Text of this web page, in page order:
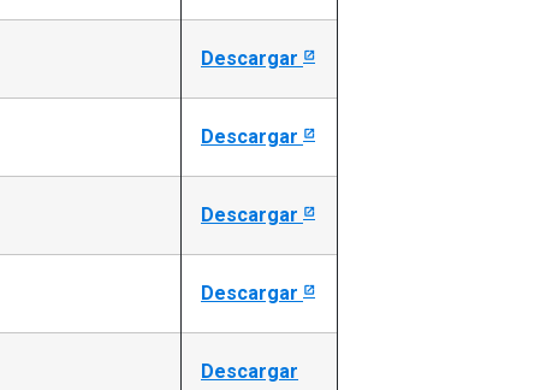
Descargar
Descargar
Descargar
Descargar
Descargar